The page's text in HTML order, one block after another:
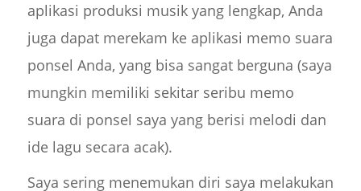
aplikasi produksi musik yang lengkap, Anda
juga dapat merekam ke aplikasi memo suara
ponsel Anda, yang bisa sangat berguna (saya
mungkin memiliki sekitar seribu memo
suara di ponsel saya yang berisi melodi dan
ide lagu secara acak).
Saya sering menemukan diri saya melakukan